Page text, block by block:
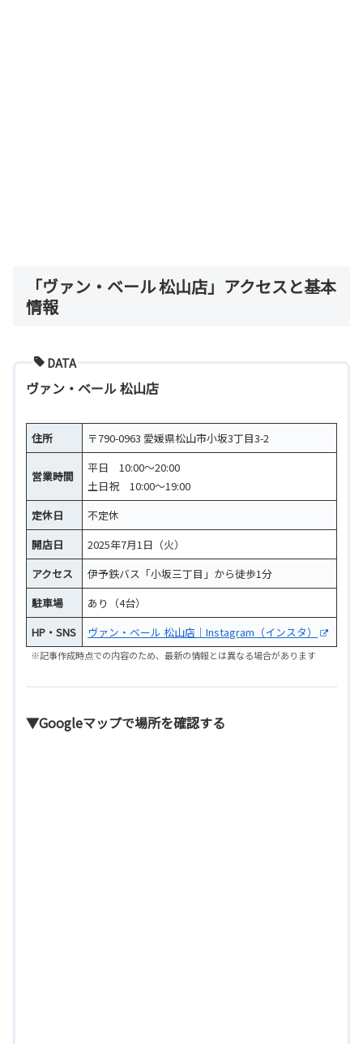
「ヴァン・ベール 松山店」アクセスと基本
情報
DATA
ヴァン・ベール 松山店
住所 〒790-0963 愛媛県松山市小坂3丁目3-2
営業時間
平日 10:00～20:00
土日祝 10:00～19:00
定休日
不定休
開店日
2025年7月1日（火）
アクセス
伊予鉄バス「小坂三丁目」から徒歩1分
駐車場
あり（4台）
HP・SNS
ヴァン・ベール 松山店｜Instagram（インスタ）
※記事作成時点での内容のため、最新の情報とは異なる場合があります
▼Googleマップで場所を確認する